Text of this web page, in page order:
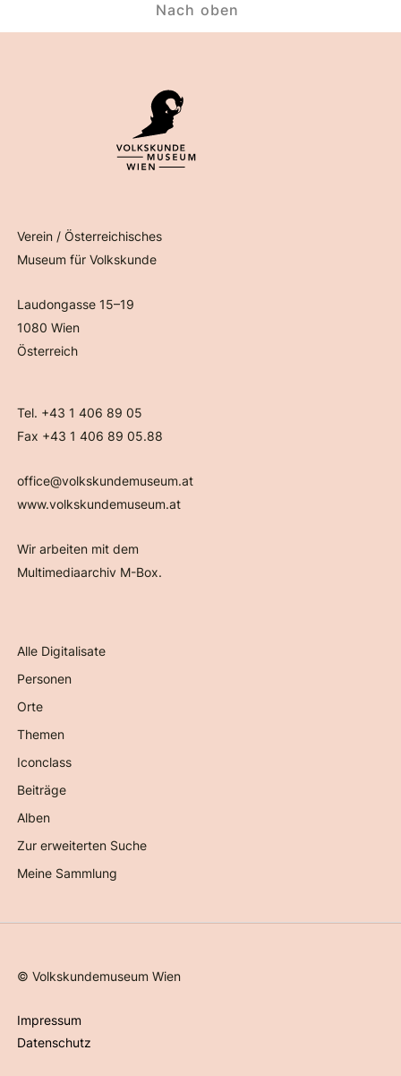
Verein / Österreichisches
Museum für Volkskunde
Laudongasse 15–19
1080 Wien
Österreich
Tel. +43 1 406 89 05
Fax +43 1 406 89 05.88
office@volkskundemuseum.at
www.volkskundemuseum.at
Wir arbeiten mit dem
Multimediaarchiv M-Box.
Alle Digitalisate
Personen
Orte
Themen
Iconclass
Beiträge
Alben
Zur erweiterten Suche
Meine Sammlung
©Volkskundemuseum Wien
Impressum
Datenschutz
Nach oben